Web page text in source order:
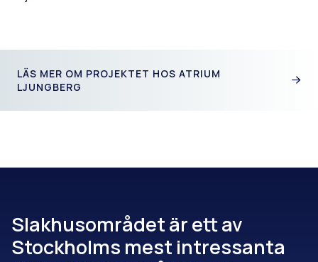
LÄS MER OM PROJEKTET HOS ATRIUM
LJUNGBERG
Slakhusområdet är ett av
Stockholms mest intressanta